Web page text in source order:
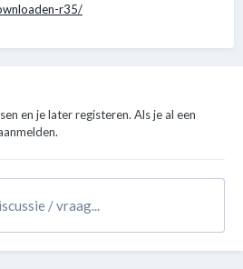
r35/
en je later registeren. Als je al een
/ vraag...